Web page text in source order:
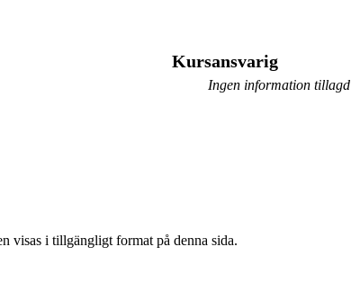
Kursansvarig
Ingen information tillagd
visas i tillgängligt format på denna sida.